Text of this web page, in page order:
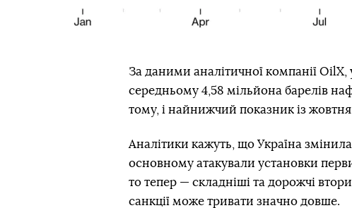
За даними аналітичної компанії
середньому 4,58 мільйона барелів
тому, і найнижчий показник із
Аналітики кажуть, що Україна
основному атакували установки
то тепер — складніші та дорожчі
санкції може тривати значно довше.